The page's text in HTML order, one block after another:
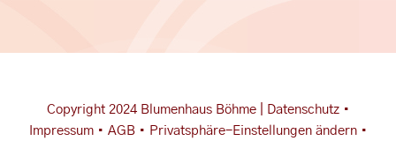
Copyright 2024 Blumenhaus Böhme | Datenschutz•
Impressum• AGB• Privatsphäre-Einstellungen ändern•